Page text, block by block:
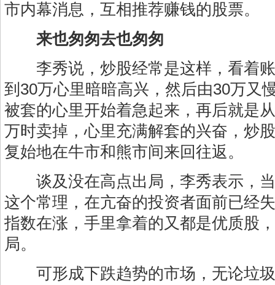
市内幕消息，互相推荐赚钱的股票。
来也匆匆去也匆匆
李秀说，炒股经常是这样，看着账
到30万心里暗暗高兴，然后由30万又
被套的心里开始着急起来，再后就是
万时卖掉，心里充满解套的兴奋，炒
复始地在牛市和熊市间来回往返。
谈及没在高点出局，李秀表示，当
这个常理，在亢奋的投资者面前已经
指数在涨，手里拿着的又都是优质股
局。
可形成下跌趋势的市场，无论垃圾